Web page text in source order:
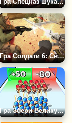
Гра Солдати 6: Світова Війна Z
Гра Збери Велику Армію